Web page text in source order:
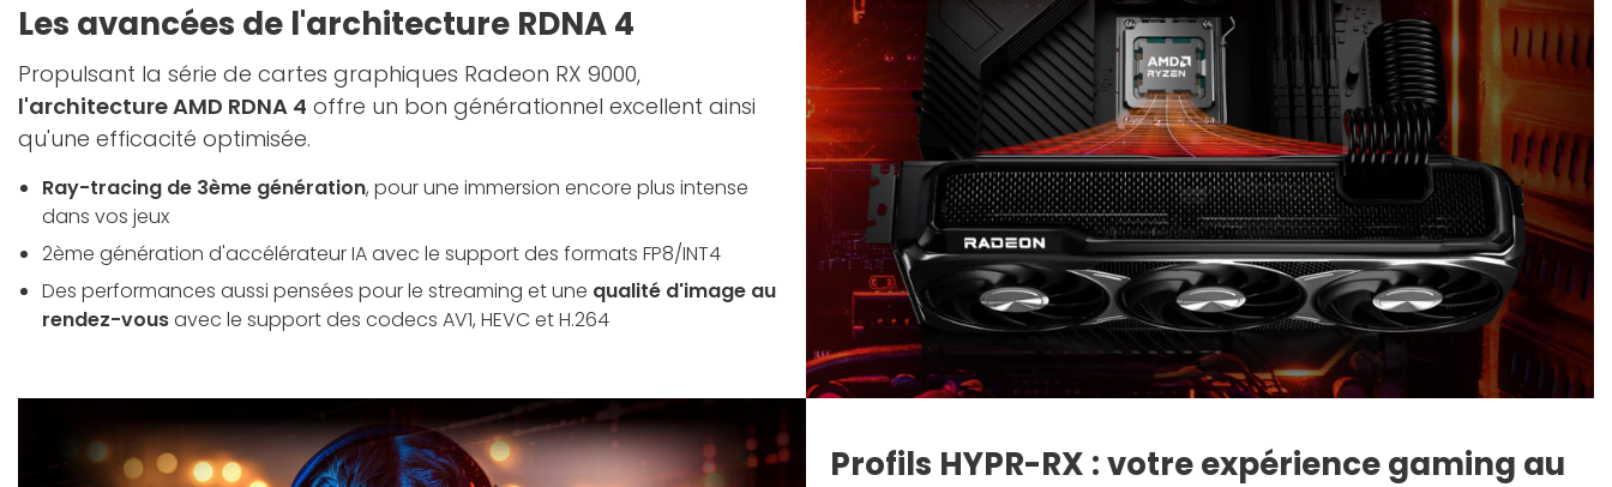
Les avancées de l'architecture RDNA 4
Propulsant la série de cartes graphiques Radeon RX 9000,
l'architecture AMD RDNA 4 offre un bon générationnel excellent ainsi
qu'une efficacité optimisée.
Ray-tracing de 3ème génération, pour une immersion encore plus intense
dans vos jeux
2ème génération d'accélérateur IA avec le support des formats FP8/INT4
Des performances aussi pensées pour le streaming et une qualité d'image au
rendez-vousavec le support des codecs AV1, HEVC et H.264
Profils HYPR-RX : votre expérience gaming au